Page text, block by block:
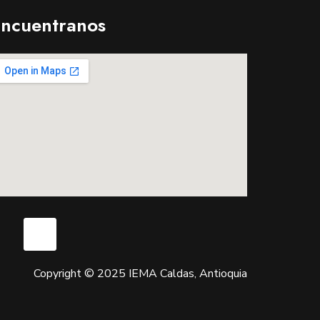
Copyright © 2025 IEMA Caldas, Antioquia